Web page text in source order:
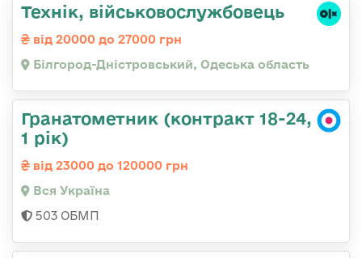
Технік, військовослужбовець
від 20000 до 27000 грн
Білгород-Дністровський, Одеська область
Гранатометник (контракт 18-24,
1 рік)
від 23000 до 120000 грн
Вся Україна
503 ОБМП